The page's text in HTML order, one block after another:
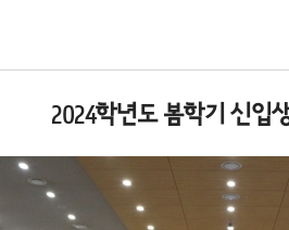
2024학년도 봄학기 신입